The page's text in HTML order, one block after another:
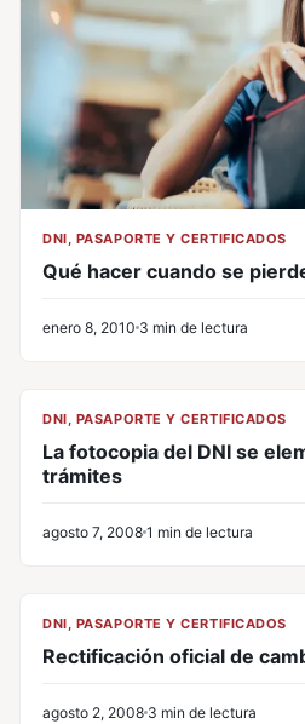
DNI, PASAPORTE Y CERTIFICADOS
Qué hacer cuando se
enero 8, 2010 3 min de lectura
DNI, PASAPORTE Y CERTIFICADOS
La fotocopia del DNI se
trámites
agosto 7, 2008 1 min de lectura
DNI, PASAPORTE Y CERTIFICADOS
Rectificación oficial de
agosto 2, 2008 3 min de lectura